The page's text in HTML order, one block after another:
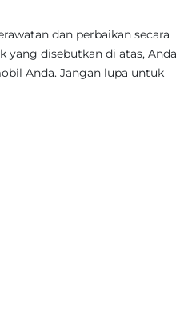
dan perbaikan secara
yang disebutkan di atas, Anda
Anda. Jangan lupa untuk